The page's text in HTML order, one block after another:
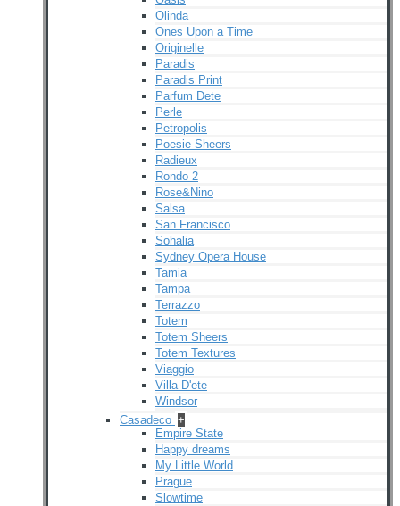
Olinda
Ones Upon a Time
Originelle
Paradis
Paradis Print
Parfum Dete
Perle
Petropolis
Poesie Sheers
Radieux
Rondo 2
Rose&Nino
Salsa
San Francisco
Sohalia
Sydney Opera House
Tamia
Tampa
Terrazzo
Totem
Totem Sheers
Totem Textures
Viaggio
Villa D'ete
Windsor
Casadeco +
Empire State
Happy dreams
My Little World
Prague
Slowtime